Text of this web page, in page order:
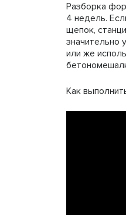
Разборка
4 недель.
щепок,
значительно
или же
Как